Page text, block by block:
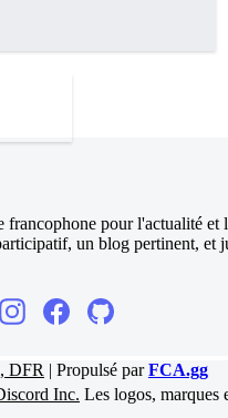
pour l'actualité et
un blog pertinent, et
DFR | Propulsé par FCA.gg
Inc. Les logos, marques